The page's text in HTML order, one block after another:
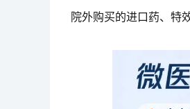
院外购买的进口药、特